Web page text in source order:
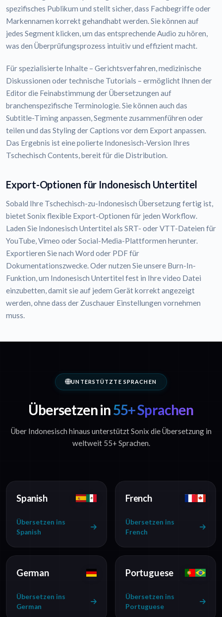
spezifisches Publikum und stellt sicher, dass Fachbegriffe oder
Markennamen korrekt gehandhabt werden. Sie können auf
jedes Segment klicken, um das entsprechende Audio zu hören,
was den Überprüfungsprozess intuitiv und effizient macht.
Für spezialisierte Inhalte – Gerichtsverfahren, medizinische
Diskussionen oder technische Tutorials – ermöglicht Ihnen der
Editor die Feinabstimmung der Übersetzungen auf
branchenspezifische Terminologie. Sie können auch das
Subtitle-Timing anpassen, Segmente zusammenführen oder
teilen und das Styling der Captions vor dem Export anpassen.
Das Ergebnis ist eine polierte Indonesisch-Version Ihres
Tschechisch Contents, bereit für die Distribution.
Export-Optionen für Indonesisch Untertitel
Sobald Ihre Tschechisch-zu-Indonesisch Übersetzung fertig ist,
bietet Sonix flexible Export-Optionen für jeden Workflow.
Laden Sie Indonesisch Untertitel als SRT- oder VTT-Dateien für
YouTube, Vimeo oder Social-Media-Plattformen herunter.
Exportieren Sie nach Word oder PDF für
Dokumentationszwecke. Oder nutzen Sie unsere Burn-In-
Funktion, um Indonesisch Untertitel fest in Ihre video Datei
einzubetten, damit sie auf jedem Gerät korrekt angezeigt
werden, ohne dass der Zuschauer Einstellungen vornehmen
muss.
UNTERSTÜTZTE SPRACHEN
Übersetzen in55+ Sprachen
Über Indonesisch hinaus unterstützt Sonix die Übersetzung in
weltweit 55+ Sprachen.
Spanish
Übersetzen ins
Spanish
French
Übersetzen ins
French
German
Übersetzen ins
German
Portuguese
Übersetzen ins
Portuguese